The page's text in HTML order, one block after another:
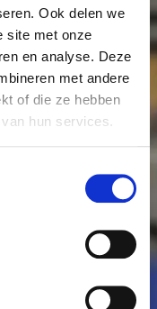
Ook delen we
site met onze
en analyse. Deze
met andere
of die ze hebben
hun services.
en draagt
van
voor zorgen dat